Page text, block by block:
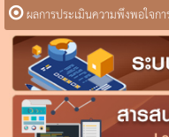
ผลการประเมินความพึงพอใจก